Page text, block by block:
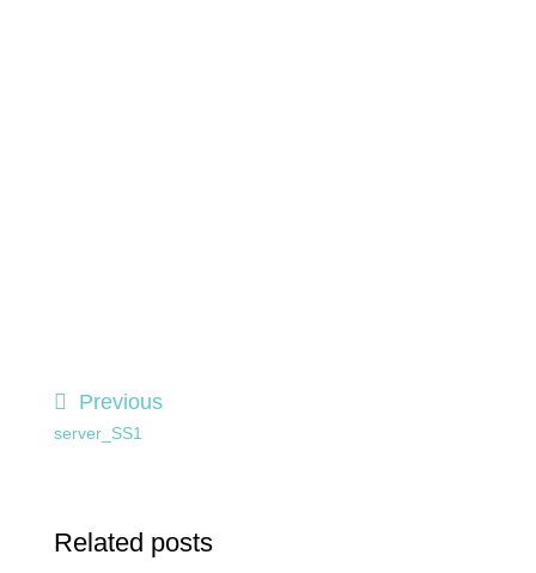
Previous
server_SS1
Related posts